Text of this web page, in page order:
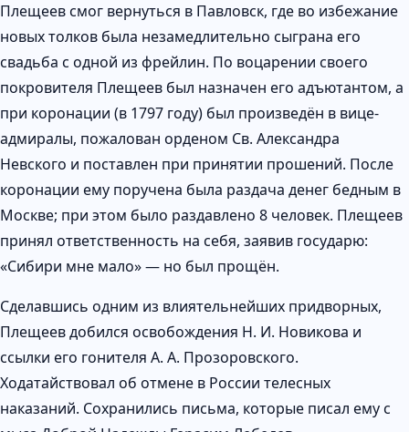
Плещеев смог вернуться в Павловск, где во избежание
новых толков была незамедлительно сыграна его
свадьба с одной из фрейлин. По воцарении своего
покровителя Плещеев был назначен его адъютантом, а
при коронации (в 1797 году) был произведён в вице-
адмиралы, пожалован орденом Св. Александра
Невского и поставлен при принятии прошений. После
коронации ему поручена была раздача денег бедным в
Москве; при этом было раздавлено 8 человек. Плещеев
принял ответственность на себя, заявив государю:
«Сибири мне мало» — но был прощён.
Сделавшись одним из влиятельнейших придворных,
Плещеев добился освобождения Н. И. Новикова и
ссылки его гонителя А. А. Прозоровского.
Ходатайствовал об отмене в России телесных
наказаний. Сохранились письма, которые писал ему с